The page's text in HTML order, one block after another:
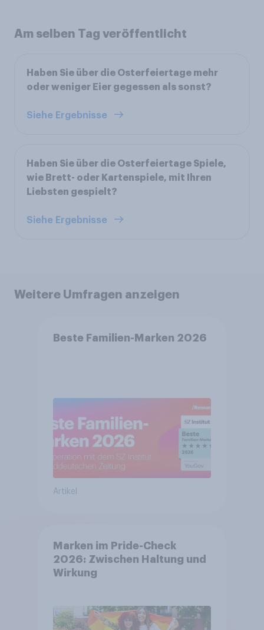
Am selben Tag veröffentlicht
Haben Sie über die Osterfeiertage mehr
oder weniger Eier gegessen als sonst?
Siehe Ergebnisse
Haben Sie über die Osterfeiertage Spiele,
wie Brett- oder Kartenspiele, mit Ihren
Liebsten gespielt?
Siehe Ergebnisse
Weitere Umfragen anzeigen
Beste Familien-Marken 2026
Artikel
Marken im Pride-Check
2026: Zwischen Haltung und
Wirkung